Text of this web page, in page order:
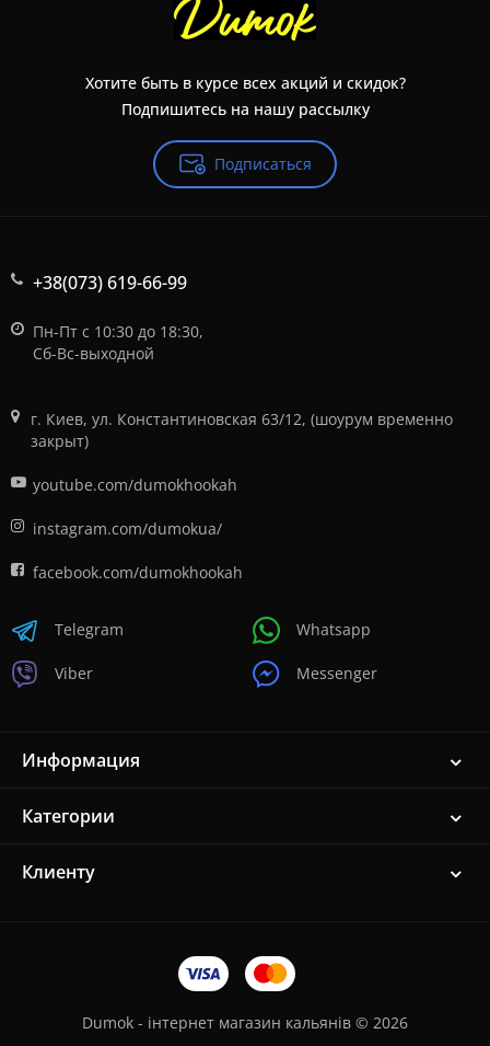
Хотите быть в курсе всех акций и скидок?
Подпишитесь на нашу рассылку
Подписаться
+38(073) 619-66-99
Пн-Пт с 10:30 до 18:30,
Сб-Вс-выходной
г. Киев, ул. Константиновская 63/12, (шоурум временно
закрыт)
youtube.com/dumokhookah
instagram.com/dumokua/
facebook.com/dumokhookah
Telegram
Viber
Whatsapp
Messenger
Информация
Категории
Клиенту
Dumok - інтернет магазин кальянів © 2026